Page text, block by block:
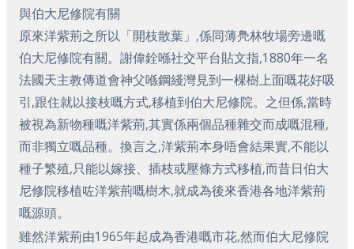
與伯大尼修院有關
原來洋紫荊之所以「開枝散葉」,係同薄鳧林牧場旁邊嘅
伯大尼修院有關。謝偉銓喺社交平台貼文指,1880年一名
法國天主教傳道會神父喺鋼綫灣見到一棵樹上面嘅花好吸
引,跟住就以接枝嘅方式,移植到伯大尼修院。之但係,當時
被視為新物種嘅洋紫荊,其實係兩個品種雜交而成嘅混種,
而非獨立嘅品種。換言之,洋紫荊本身唔會結果實,不能以
種子繁殖,只能以嫁接、插枝或壓條方式移植,而昔日伯大
尼修院移植咗洋紫荊嘅樹木,就成為後來香港各地洋紫荊
嘅源頭。
雖然洋紫荊由1965年起成為香港嘅市花,然而伯大尼修院